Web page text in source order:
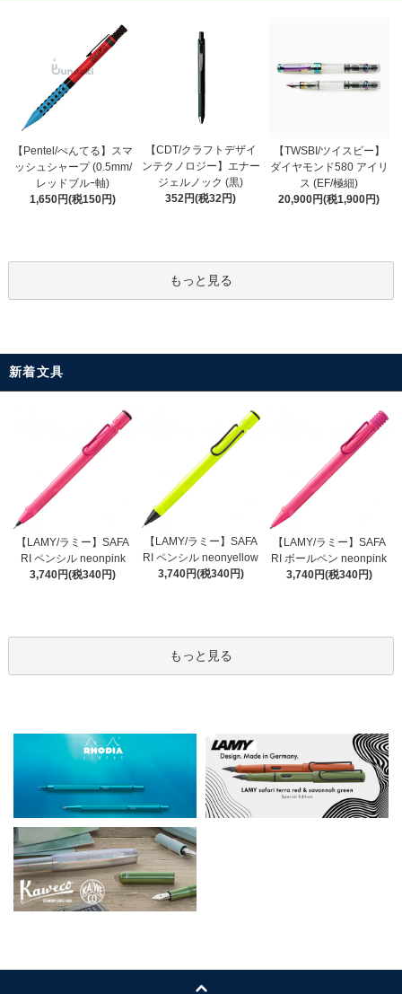
【Pentel/ぺんてる】スマ
ッシュシャープ (0.5mm/
レッドブルｰ軸)
1,650円(税150円)
【CDT/クラフトデザイ
ンテクノロジー】エナー
ジェルノック (黒)
352円(税32円)
【TWSBI/ツイスビー】
ダイヤモンド580 アイリ
ス (EF/極細)
20,900円(税1,900円)
もっと見る
新着文具
【LAMY/ラミー】SAFA
RI ペンシル neonpink
3,740円(税340円)
【LAMY/ラミー】SAFA
RI ペンシル neonyellow
3,740円(税340円)
【LAMY/ラミー】SAFA
RI ボールペン neonpink
3,740円(税340円)
もっと見る